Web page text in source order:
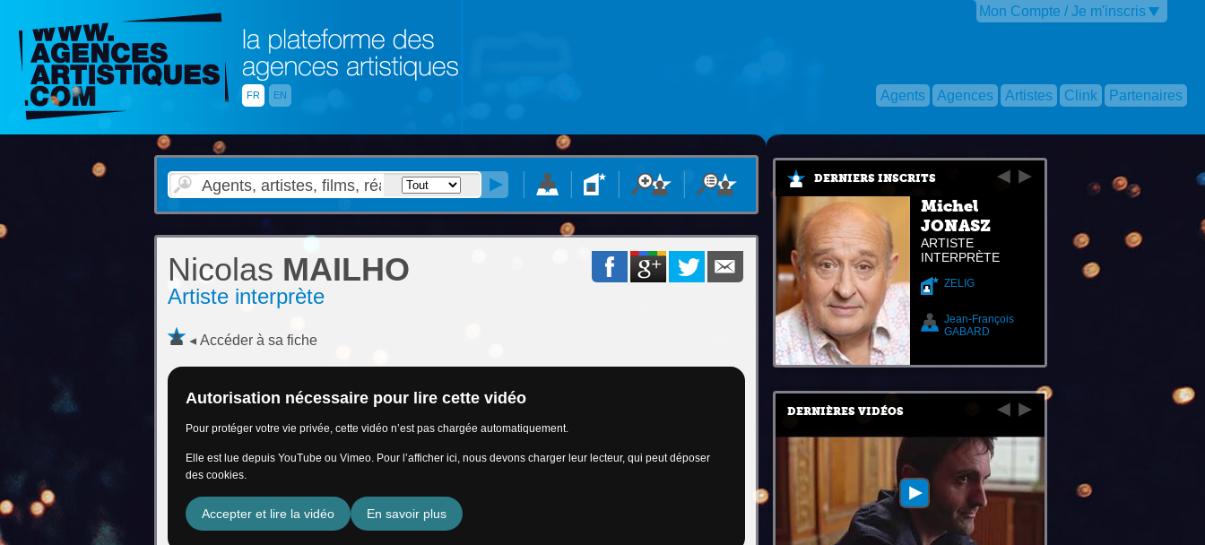
FR EN
Mon Compte / Je m'inscris
Agents Agences Artistes Clink Partenaires
Nicolas MAILHO
Artiste interprète
Accéder à sa fiche
Autorisation nécessaire pour lire cette vidéo
Pour protéger votre vie privée, cette vidéo n’est pas chargée automatiquement.
Elle est lue depuis YouTube ou Vimeo. Pour l’afficher ici, nous devons charger leur lecteur, qui peut déposer
des cookies.
Accepter et lire la vidéo En savoir plus
DERNIERS INSCRITS
Michel
JONASZ
ARTISTE
INTERPRÈTE
ZELIG
Jean-François
GABARD
DERNIÈRES VIDÉOS